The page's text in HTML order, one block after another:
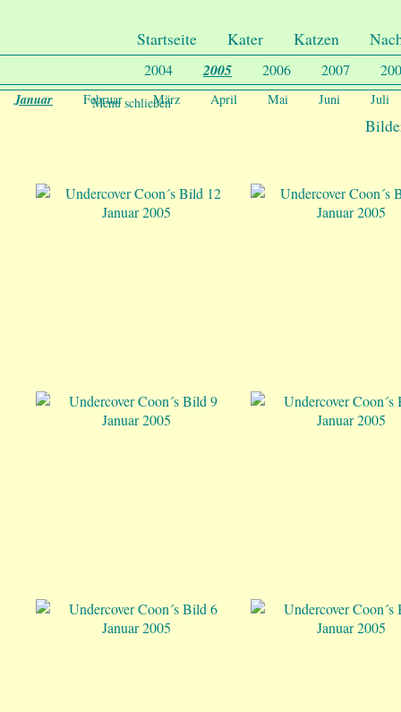
Startseite Kater Katzen
2004 2005 2006 2007
Januar
Februar März April Mai Juni Juli
Menu schließen